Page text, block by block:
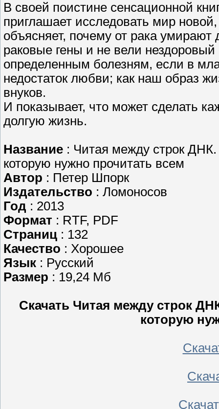
В своей поистине сенсационной
приглашает исследовать мир
объясняет, почему от рака
раковые гены и не вели
определенным болезням, если в
недостаток любви; как наш образ
внуков.
И показывает, что может сделать
долгую жизнь.
Название : Читая между строк
которую нужно прочитать всем
Автор : Петер Шпорк
Издательство : Ломоносов
Год : 2013
Формат : RTF, PDF
Страниц : 132
Качество : Хорошее
Язык : Русский
Размер : 19,24 Мб
Скачать Читая между строк
которую